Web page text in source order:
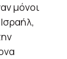
μόνοι